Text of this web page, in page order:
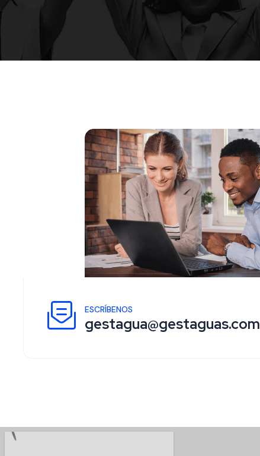
ESCRÍBENOS
gestagua@gestaguas.com